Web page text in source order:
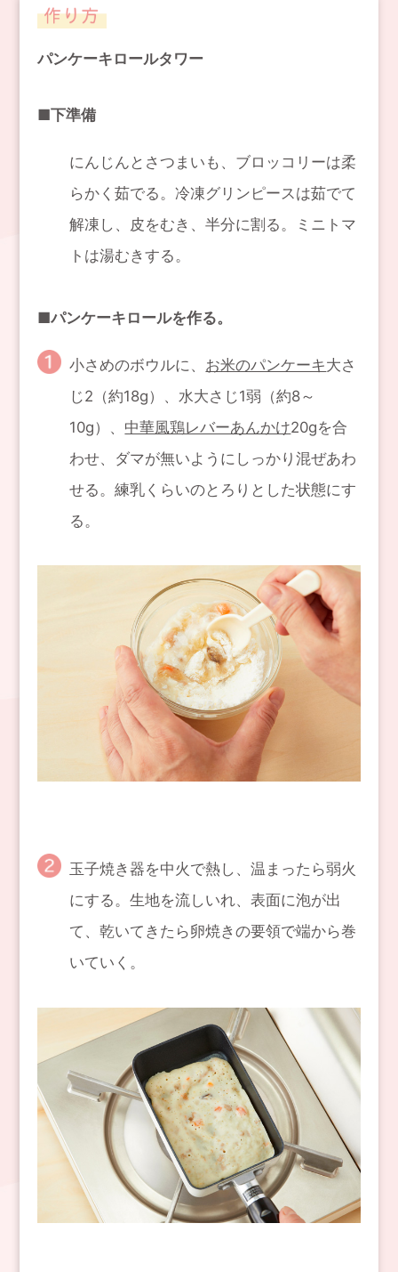
パンケーキロールタワー
■下準備
にんじんとさつまいも、ブロッコリーは柔
らかく茹でる。冷凍グリンピースは茹でて
解凍し、皮をむき、半分に割る。ミニトマ
トは湯むきする。
■パンケーキロールを作る。
小さめのボウルに、 お米のパンケーキ大さ
じ2（約18g）、水大さじ1弱（約8～
10g）、 中華風鶏レバーあんかけ20gを合
わせ、ダマが無いようにしっかり混ぜあわ
せる。練乳くらいのとろりとした状態にす
る。
玉子焼き器を中火で熱し、温まったら弱火
にする。生地を流しいれ、表面に泡が出
て、乾いてきたら卵焼きの要領で端から巻
いていく。